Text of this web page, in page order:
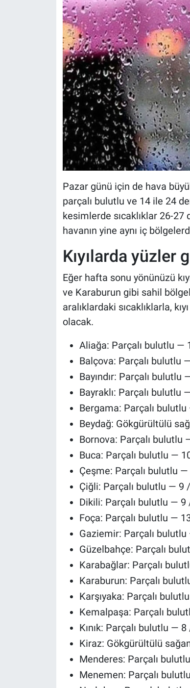
Pazar günü için de hava
parçalı bulutlu ve 14 ile 24
kesimlerde sıcaklıklar 26-27
havanın yine aynı iç
Kıyılarda yüzler
Eğer hafta sonu yönünüzü
ve Karaburun gibi sahil
aralıklardaki sıcaklıklarla,
olacak.
Aliağa: Parçalı bulutlu —
Balçova: Parçalı bulutlu
Bayındır: Parçalı bulutlu
Bayraklı: Parçalı bulutlu
Bergama: Parçalı
Beydağ: Gökgürültülü
Bornova: Parçalı bulutlu
Buca: Parçalı bulutlu —
Çeşme: Parçalı bulutlu —
Çiğli: Parçalı bulutlu — 9
Dikili: Parçalı bulutlu — 9
Foça: Parçalı bulutlu —
Gaziemir: Parçalı
Güzelbahçe: Parçalı
Karabağlar: Parçalı
Karaburun: Parçalı
Karşıyaka: Parçalı
Kemalpaşa: Parçalı
Kınık: Parçalı bulutlu —
Kiraz: Gökgürültülü
Menderes: Parçalı
Menemen: Parçalı